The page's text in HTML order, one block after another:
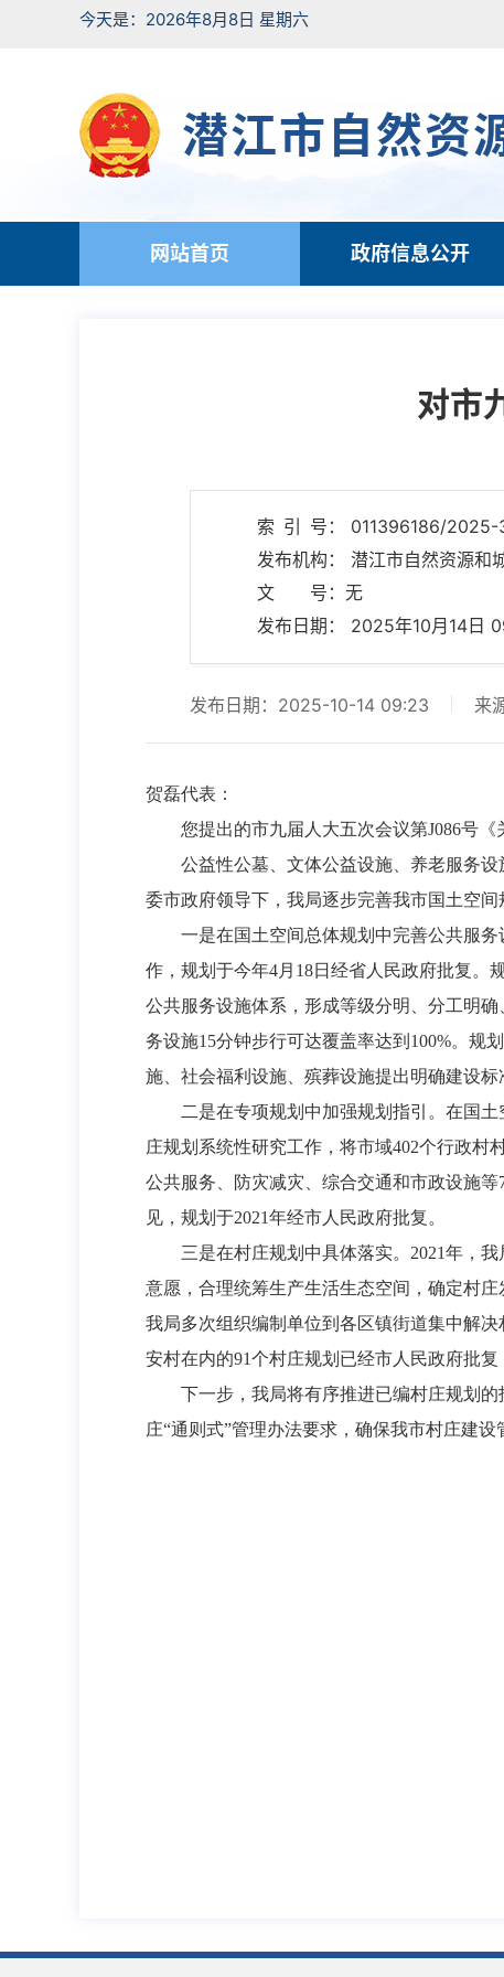
今天是：2026年8月8日 星期六
潜江市自然资
网站首页 政府信息公开
对市
索 引 号： 011396186/2025-
发布机构： 潜江市自然资源和
文 号：无
发布日期： 2025年10月14日
发布日期：2025-10-14 09:23 来
贺磊代表：
您提出的市九届人大五次会议第J086号
公益性公墓、文体公益设施、养老服务
委市政府领导下，我局逐步完善我市国土空
一是在国土空间总体规划中完善公共服
作，规划于今年4月18日经省人民政府批复。
公共服务设施体系，形成等级分明、分工明
务设施15分钟步行可达覆盖率达到100%。规
施、社会福利设施、殡葬设施提出明确建设标
二是在专项规划中加强规划指引。在国
庄规划系统性研究工作，将市域402个行政村
公共服务、防灾减灾、综合交通和市政设施
见，规划于2021年经市人民政府批复。
三是在村庄规划中具体落实。2021年，
意愿，合理统筹生产生活生态空间，确定村
我局多次组织编制单位到各区镇街道集中解
安村在内的91个村庄规划已经市人民政府批
下一步，我局将有序推进已编村庄规划
庄“通则式”管理办法要求，确保我市村庄建设